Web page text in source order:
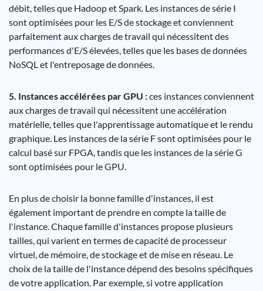
débit, telles que Hadoop et Spark. Les instances de série I
sont optimisées pour les E/S de stockage et conviennent
parfaitement aux charges de travail qui nécessitent des
performances d'E/S élevées, telles que les bases de données
NoSQL et l'entreposage de données.
5. Instances accélérées par GPU :ces instances conviennent
aux charges de travail qui nécessitent une accélération
matérielle, telles que l'apprentissage automatique et le rendu
graphique. Les instances de la série F sont optimisées pour le
calcul basé sur FPGA, tandis que les instances de la série G
sont optimisées pour le GPU.
En plus de choisir la bonne famille d'instances, il est
également important de prendre en compte la taille de
l'instance. Chaque famille d'instances propose plusieurs
tailles, qui varient en termes de capacité de processeur
virtuel, de mémoire, de stockage et de mise en réseau. Le
choix de la taille de l'instance dépend des besoins spécifiques
de votre application. Par exemple, si votre application